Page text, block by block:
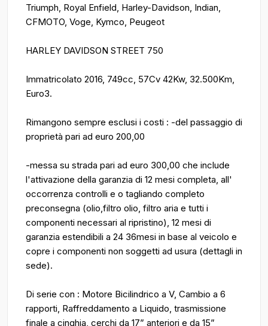
Triumph, Royal Enfield, Harley-Davidson, Indian,
CFMOTO, Voge, Kymco, Peugeot
HARLEY DAVIDSON STREET 750
Immatricolato 2016, 749cc, 57Cv 42Kw, 32.500Km,
Euro3.
Rimangono sempre esclusi i costi : -del passaggio di
proprietà pari ad euro 200,00
-messa su strada pari ad euro 300,00 che include
l'attivazione della garanzia di 12 mesi completa, all'
occorrenza controlli e o tagliando completo
preconsegna (olio,filtro olio, filtro aria e tutti i
componenti necessari al ripristino), 12 mesi di
garanzia estendibili a 24 36mesi in base al veicolo e
copre i componenti non soggetti ad usura (dettagli in
sede).
Di serie con : Motore Bicilindrico a V, Cambio a 6
rapporti, Raffreddamento a Liquido, trasmissione
finale a cinghia, cerchi da 17” anteriori e da 15”